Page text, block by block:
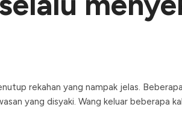
rekahan yang nampak jelas.
yang disyaki. Wang keluar beberapa